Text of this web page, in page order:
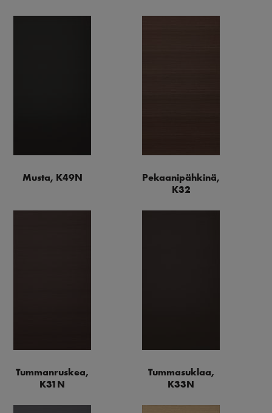
Musta, K49N
Pekaanipähkinä,
K32
Tummanruskea,
K31N
Tummasuklaa,
K33N